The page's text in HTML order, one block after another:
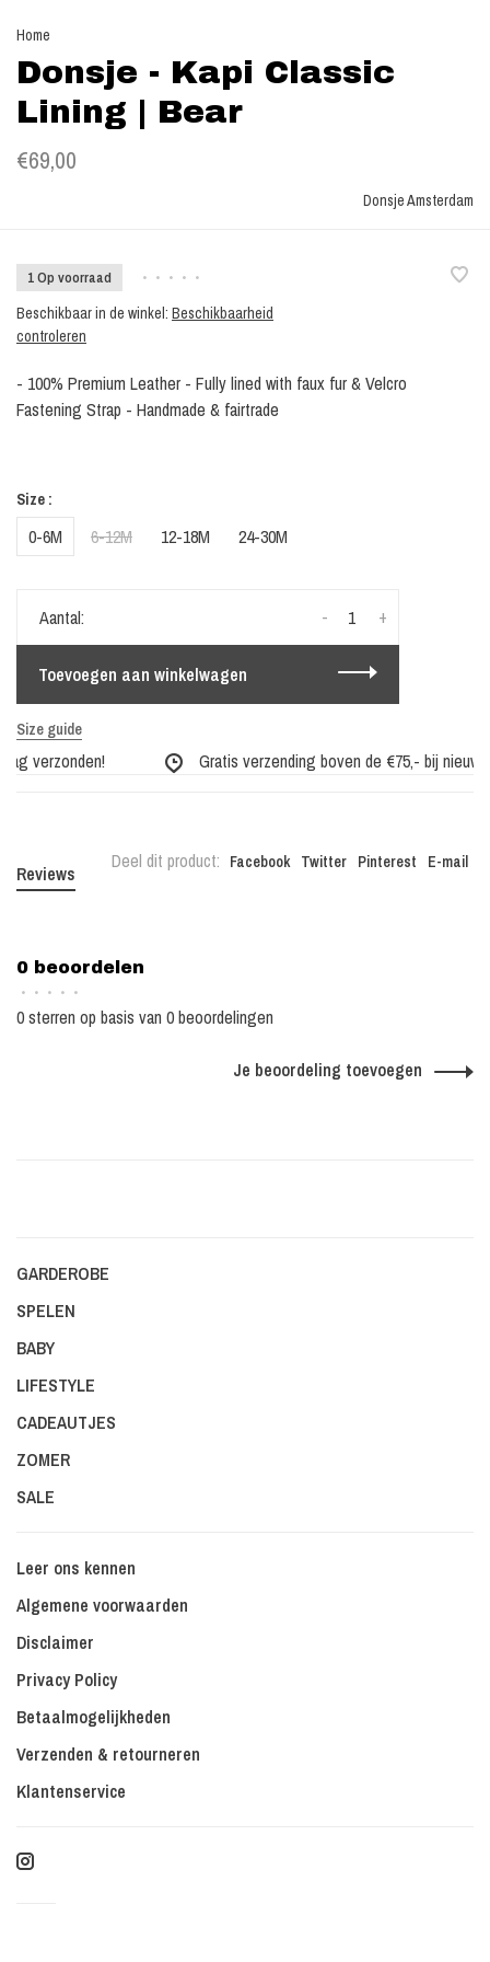
Home
Donsje - Kapi Classic
Lining | Bear
€69,00
Donsje Amsterdam
1 Op voorraad • • • • •
Beschikbaar in de winkel: Beschikbaarheid
controleren
- 100% Premium Leather - Fully lined with faux fur & Velcro
Fastening Strap - Handmade & fairtrade
Size :
0-6M 6-12M 12-18M 24-30M
Aantal: +
-
Toevoegen aan winkelwagen
Size guide
verzonden! Gratis verzending boven de €75,- bij nieuwe
Deel dit product: Facebook Twitter Pinterest E-mail
Reviews
0 beoordelen
• • • • •
0 sterren op basis van 0 beoordelingen
Je beoordeling toevoegen
GARDEROBE
SPELEN
BABY
LIFESTYLE
CADEAUTJES
ZOMER
SALE
Leer ons kennen
Algemene voorwaarden
Disclaimer
Privacy Policy
Betaalmogelijkheden
Verzenden & retourneren
Klantenservice